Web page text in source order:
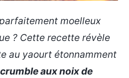
moelleux
? Cette recette révèle
au yaourt étonnamment
crumble aux noix de